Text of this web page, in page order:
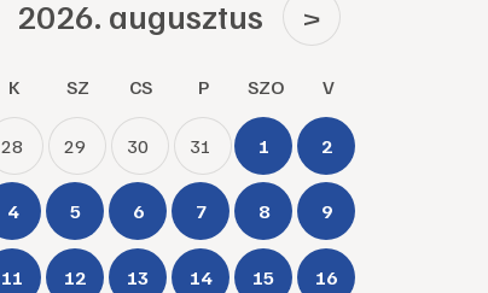
2026. augusztus >
K SZ CS P SZO V
28 29 30 31 1 2
4 5 6 7 8 9
11 12 13 14 15 16